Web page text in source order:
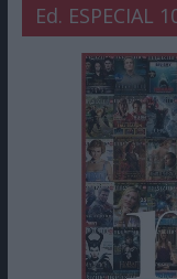
Ed. ESPECIAL